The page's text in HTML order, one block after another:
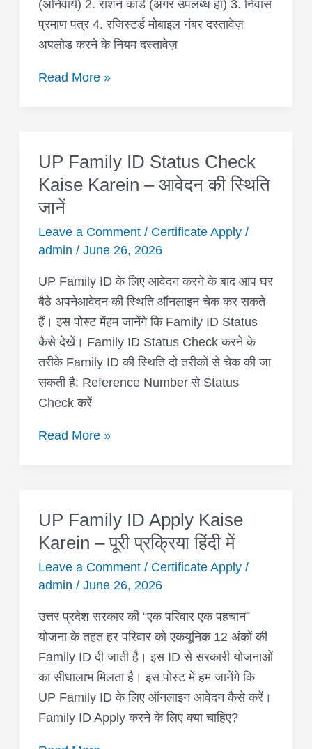
(अनिवार्य) 2. राशन कार्ड (अगर उपलब्ध हो) 3. निवास
प्रमाण पत्र 4. रजिस्टर्ड मोबाइल नंबर दस्तावेज़
अपलोड करने के नियम दस्तावेज़
लिस्ट
हिंदी
में
Read More »
UP Family ID Status Check
Kaise Karein – आवेदन की स्थिति
जानें
Leave a Comment / Certificate Apply/
admin / June 26, 2026
UP Family ID के लिए आवेदन करने के बाद आप घर
बैठे अपनेआवेदन की स्थिति ऑनलाइन चेक कर सकते
हैं। इस पोस्ट मेंहम जानेंगे कि Family ID Status
कैसे देखें। Family ID Status Check करने के
तरीके Family ID की स्थिति दो तरीकों से चेक की जा
सकती है: Reference Number से Status
Check करें
UP
Family
ID
Check
Karein
–
आवेदन
की
स्थिति
जानें
Read More »
UP Family ID Apply Kaise
Karein – पूरी प्रक्रिया हिंदी में
Leave a Comment / Certificate Apply/
admin / June 26, 2026
उत्तर प्रदेश सरकार की “एक परिवार एक पहचान”
योजना के तहत हर परिवार को एकयूनिक 12 अंकों की
Family ID दी जाती है। इस ID से सरकारी योजनाओं
का सीधालाभ मिलता है। इस पोस्ट में हम जानेंगे कि
UP Family ID के लिए ऑनलाइन आवेदन कैसे करें।
Family ID Apply करने के लिए क्या चाहिए?
UP
Family
Apply
Karein
–
पूरी
प्रक्रिया
हिंदी
में